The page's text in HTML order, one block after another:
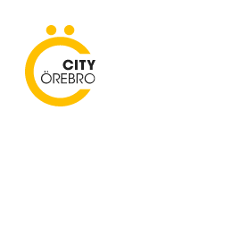
content
City Örebro